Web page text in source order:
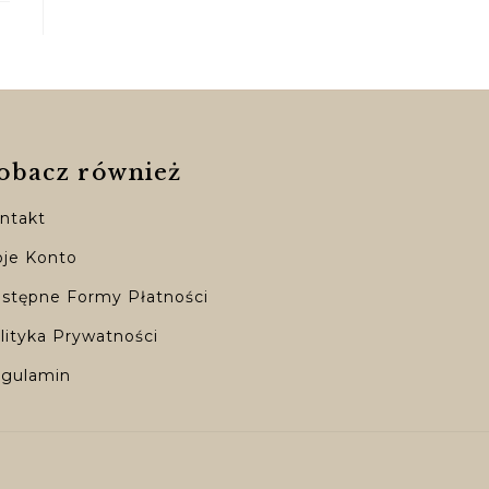
również
Konto
Formy Płatności
Prywatności